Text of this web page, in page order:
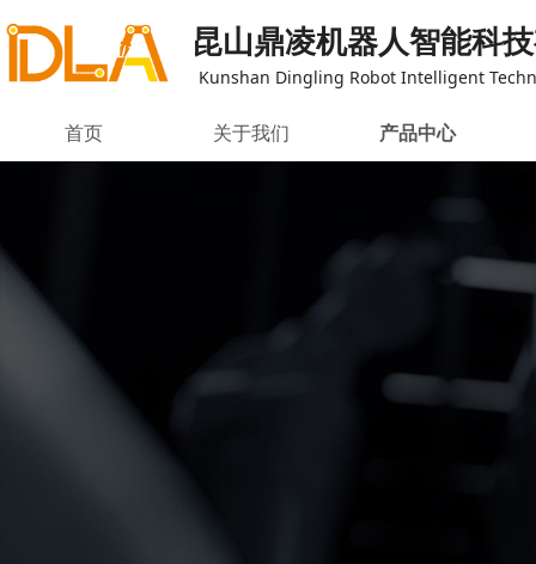
昆山鼎凌机器人智能科
Kunshan Dingling Robot Intelligent
首页 关于我们 产品中心